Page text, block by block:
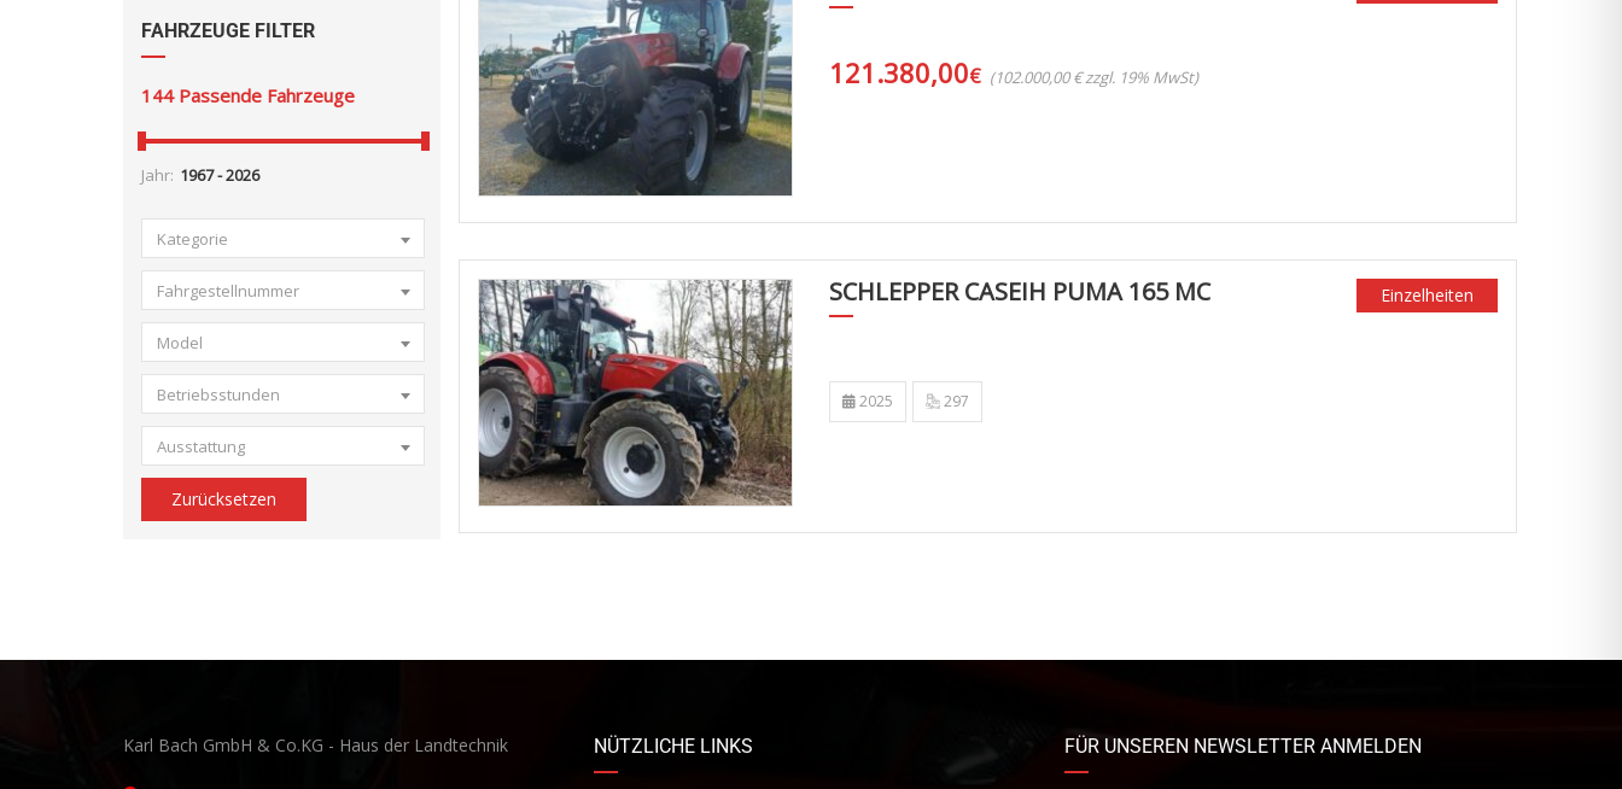
FAHRZEUGE FILTER
144 Passende Fahrzeuge
Jahr:
Kategorie
Fahrgestellnummer
Model
Betriebsstunden
Ausstattung
Zurücksetzen
121.380,00€ (102.000,00 € zzgl. 19% MwSt)
SCHLEPPER CASEIH PUMA 165 MC Einzelheiten
2025 297
Karl Bach GmbH & Co.KG - Haus der Landtechnik NÜTZLICHE LINKS FÜR UNSEREN NEWSLETTER ANMELDEN